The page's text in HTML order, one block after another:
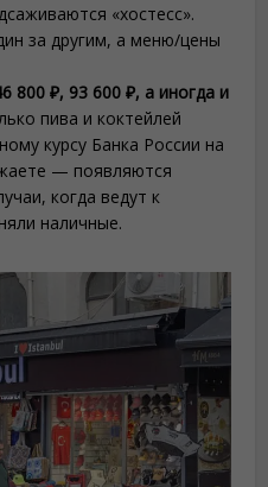
«хостесс».
за другим, а меню/цены
800 ₽, 93 600 ₽, а иногда и
пива и коктейлей
курсу Банка России на
— появляются
когда ведут к
наличные.